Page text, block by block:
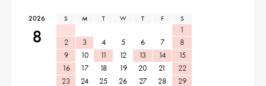
2026
8
S M T W T F S
1
2
3 4 5 6 7
8
9
10 11 12 13 14
15
16
17 18 19 20 21
22
23
24 25 26 27 28
29